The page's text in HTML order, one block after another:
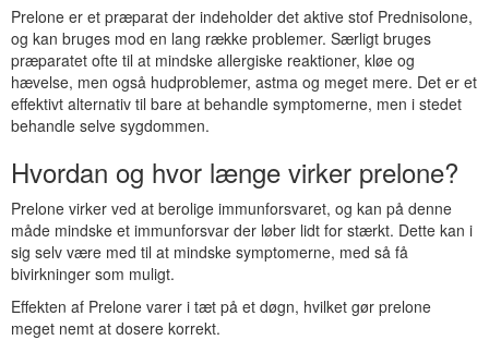
Prelone er et præparat der indeholder det aktive stof Prednisolone,
og kan bruges mod en lang række problemer. Særligt bruges
præparatet ofte til at mindske allergiske reaktioner, kløe og
hævelse, men også hudproblemer, astma og meget mere. Det er et
effektivt alternativ til bare at behandle symptomerne, men i stedet
behandle selve sygdommen.
Hvordan og hvor længe virker prelone?
Prelone virker ved at berolige immunforsvaret, og kan på denne
måde mindske et immunforsvar der løber lidt for stærkt. Dette kan i
sig selv være med til at mindske symptomerne, med så få
bivirkninger som muligt.
Effekten af Prelone varer i tæt på et døgn, hvilket gør prelone
meget nemt at dosere korrekt.